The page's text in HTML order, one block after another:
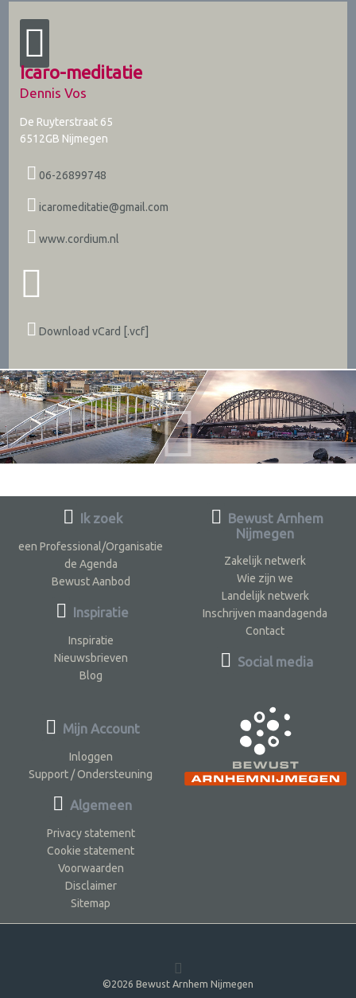
Icaro-meditatie
Dennis Vos
De Ruyterstraat 65
6512GB Nijmegen
06-26899748
icaromeditatie@gmail.com
www.cordium.nl
Download vCard [.vcf]
Ik zoek
een Professional/Organisatie
de Agenda
Bewust Aanbod
Inspiratie
Inspiratie
Nieuwsbrieven
Blog
Bewust Arnhem
Nijmegen
Zakelijk netwerk
Wie zijn we
Landelijk netwerk
Inschrijven maandagenda
Contact
Social media
Mijn Account
Inloggen
Support / Ondersteuning
Algemeen
Privacy statement
Cookie statement
Voorwaarden
Disclaimer
Sitemap
©2026 Bewust Arnhem Nijmegen